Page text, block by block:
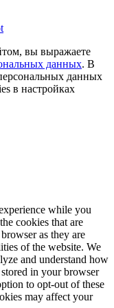
вы выражаете
данных. В
данных
в настройках
while you
cookies that are
as they are
of the website. We
and understand how
in your browser
to opt-out of these
may affect your